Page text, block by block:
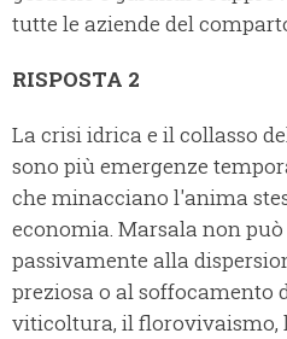
tutte le aziende del
RISPOSTA 2
La crisi idrica e il collasso
sono più emergenze
che minacciano l'anima
economia. Marsala non
passivamente alla
preziosa o al
viticoltura, il florovivaismo,